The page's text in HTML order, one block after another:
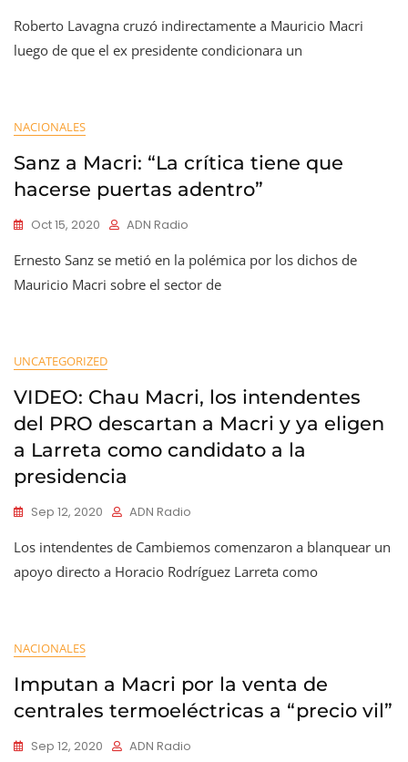
Roberto Lavagna cruzó indirectamente a Mauricio Macri
luego de que el ex presidente condicionara un
NACIONALES
Sanz a Macri: “La crítica tiene que
hacerse puertas adentro”
Oct 15, 2020 ADN Radio
Ernesto Sanz se metió en la polémica por los dichos de
Mauricio Macri sobre el sector de
UNCATEGORIZED
VIDEO: Chau Macri, los intendentes
del PRO descartan a Macri y ya eligen
a Larreta como candidato a la
presidencia
Sep 12, 2020 ADN Radio
Los intendentes de Cambiemos comenzaron a blanquear un
apoyo directo a Horacio Rodríguez Larreta como
NACIONALES
Imputan a Macri por la venta de
centrales termoeléctricas a “precio vil”
Sep 12, 2020 ADN Radio